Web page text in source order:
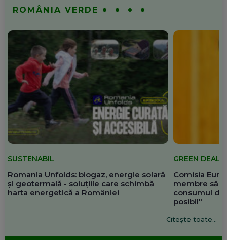
ROMÂNIA VERDE
SUSTENABIL
Romania Unfolds: biogaz, energie solară
și geotermală - soluțiile care schimbă
harta energetică a României
GREEN DEAL
Comisia
membre să
consumul de
posibil"
Citește toate...